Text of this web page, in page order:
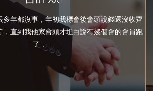
多年都沒事，年初我標會後會頭說錢還沒收齊
，直到我他家會頭才坦白說有幾個會的會員跑
了，...